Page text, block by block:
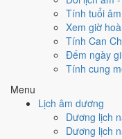
Tính tuổi
Xem giờ
Tính Can
Đếm ngày
Tính cung
Menu
Lịch âm dương
Dương lịch
Dương lịch
Trung bình
Khai trương - mở
nhờ hợpNgày
Cách tính ngày tốt
Ký hợp đồng -
Ký hợp đồng - giao
hợpNgày Hoàng
Cách tính ngày tốt